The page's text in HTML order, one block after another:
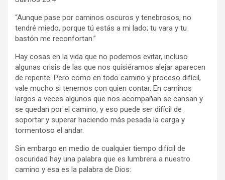
“Aunque pase por caminos oscuros y tenebrosos, no
tendré miedo, porque tú estás a mi lado; tu vara y tu
bastón me reconfortan.”
Hay cosas en la vida que no podemos evitar, incluso
algunas crisis de las que nos quisiéramos alejar aparecen
de repente. Pero como en todo camino y proceso difícil,
vale mucho si tenemos con quien contar. En caminos
largos a veces algunos que nos acompañan se cansan y
se quedan por el camino, y eso puede ser difícil de
soportar y superar haciendo más pesada la carga y
tormentoso el andar.
Sin embargo en medio de cualquier tiempo difícil de
oscuridad hay una palabra que es lumbrera a nuestro
camino y esa es la palabra de Dios: